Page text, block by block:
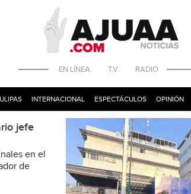
·EN LÍNEA. ·T.V. ·RADIO
INTERNACIONAL ESPECTÁCULOS OPINIÓN
jefe
en el
de